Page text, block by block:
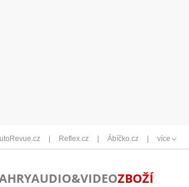
Reflex.cz Ábíčko.cz více
HRYAUDIO&VIDEOZBOŽÍ